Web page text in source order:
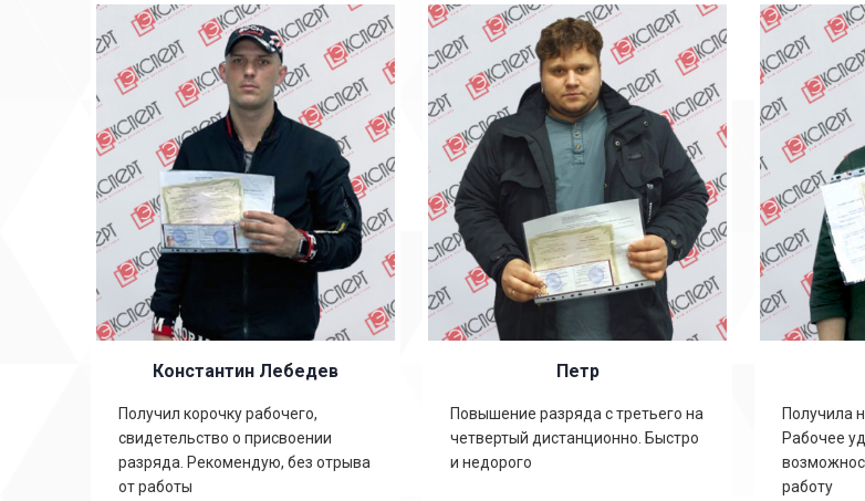
Константин Лебедев
Получил корочку рабочего,
свидетельство о присвоении
разряда. Рекомендую, без отрыва
от работы
Петр
Повышение разряда с третьего на
четвертый дистанционно. Быстро
и недорого
Получила
Рабочее
работу